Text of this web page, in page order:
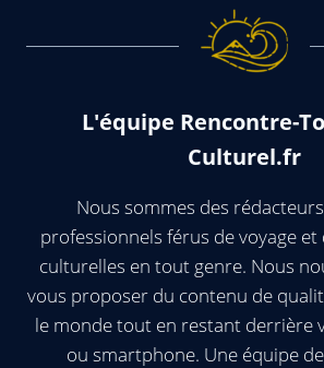
L'équipe Rencontre-
Culturel.fr
Nous sommes des
professionnels férus de voyage
culturelles en tout genre. Nous
vous proposer du contenu de
le monde tout en restant derrière
ou smartphone. Une équipe